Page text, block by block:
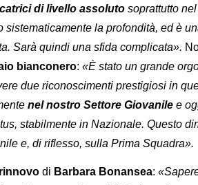
di livello assoluto soprattutto
sistematicamente la profondità, ed è
Sarà quindi una sfida complicata».
bianconero: «È stato un grande
due riconoscimenti prestigiosi in
nel nostro Settore Giovanile e
stabilmente in Nazionale. Questo
e, di riflesso, sulla Prima Squadra».
rinnovo di Barbara Bonansea: